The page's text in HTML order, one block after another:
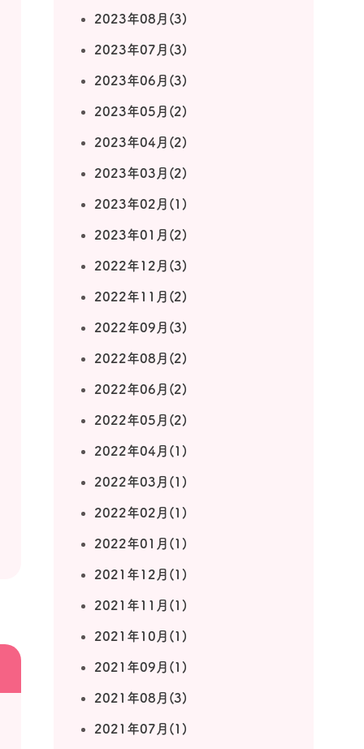
2023年08月(3)
2023年07月(3)
2023年06月(3)
2023年05月(2)
2023年04月(2)
2023年03月(2)
2023年02月(1)
2023年01月(2)
2022年12月(3)
2022年11月(2)
2022年09月(3)
2022年08月(2)
2022年06月(2)
2022年05月(2)
2022年04月(1)
2022年03月(1)
2022年02月(1)
2022年01月(1)
2021年12月(1)
2021年11月(1)
2021年10月(1)
2021年09月(1)
2021年08月(3)
2021年07月(1)